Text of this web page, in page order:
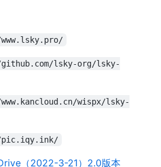
lsky-org/lsky-
wispx/lsky-
（2022-3-21）2.0版本